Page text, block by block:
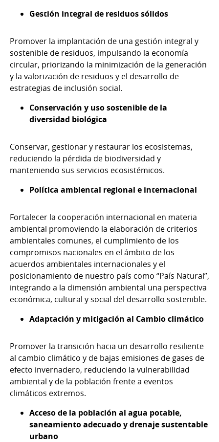
Gestión integral de residuos sólidos
Promover la implantación de una gestión integral y
sostenible de residuos, impulsando la economía
circular, priorizando la minimización de la generación
y la valorización de residuos y el desarrollo de
estrategias de inclusión social.
Conservación y uso sostenible de la
diversidad biológica
Conservar, gestionar y restaurar los ecosistemas,
reduciendo la pérdida de biodiversidad y
manteniendo sus servicios ecosistémicos.
Política ambiental regional e internacional
Fortalecer la cooperación internacional en materia
ambiental promoviendo la elaboración de criterios
ambientales comunes, el cumplimiento de los
compromisos nacionales en el ámbito de los
acuerdos ambientales internacionales y el
posicionamiento de nuestro país como “País Natural”,
integrando a la dimensión ambiental una perspectiva
económica, cultural y social del desarrollo sostenible.
Adaptación y mitigación al Cambio climático
Promover la transición hacia un desarrollo resiliente
al cambio climático y de bajas emisiones de gases de
efecto invernadero, reduciendo la vulnerabilidad
ambiental y de la población frente a eventos
climáticos extremos.
Acceso de la población al agua potable,
saneamiento adecuado y drenaje sustentable
urbano